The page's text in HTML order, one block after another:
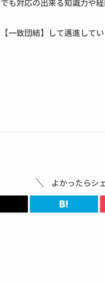
も対応の出来る知識力や
一致団結】して邁進してい
よかったらシ